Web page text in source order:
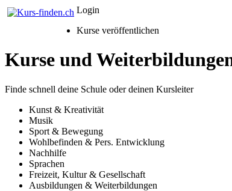
Login
Kurse veröffentlichen
Kurse und
Finde schnell deine Schule oder deinen Kursleiter
Kunst & Kreativität
Musik
Sport & Bewegung
Wohlbefinden & Pers. Entwicklung
Nachhilfe
Sprachen
Freizeit, Kultur & Gesellschaft
Ausbildungen & Weiterbildungen